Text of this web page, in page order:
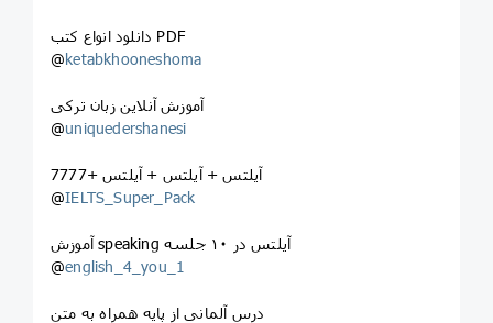
دانلود انواع کتب PDF
@ketabkhooneshoma
آموزش آنلاین زبان ترکی
@uniquedershanesi
آیلتس + آیلتس + آیلتس +7777
@IELTS_Super_Pack
آموزش speaking آیلتس در ۱۰ جلسه
@english_4_you_1
درس آلمانی از پایه همراه به متن